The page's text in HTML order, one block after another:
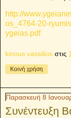
http://
os_4764-20-
ygeias.pdf
kinous vassilios στις
Κοινή χρήση
Παρασκευή 8
Συνέντευξη